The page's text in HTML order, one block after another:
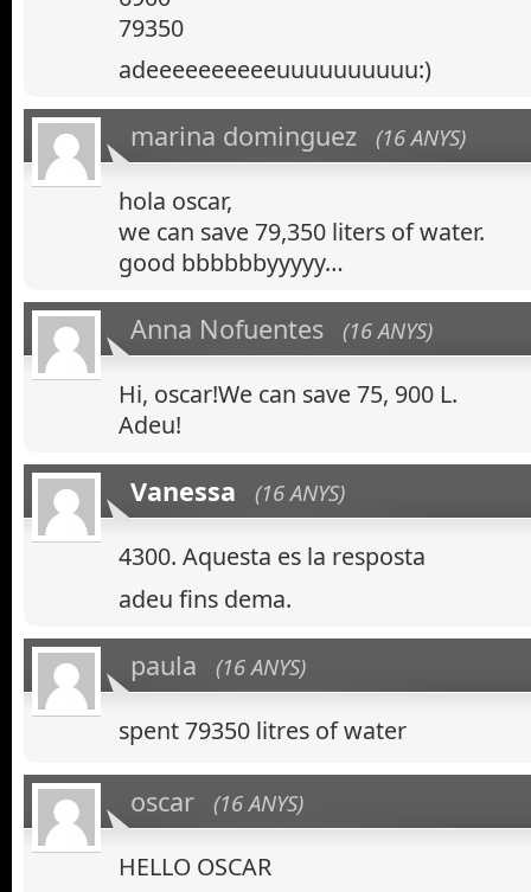
79350
adeeeeeeeeeeuuuuuuuuuu:)
marina dominguez (16 ANYS)
hola oscar,
we can save 79,350 liters of water.
good bbbbbbyyyyy…
Anna Nofuentes (16 ANYS)
Hi, oscar!We can save 75, 900 L.
Adeu!
Vanessa (16 ANYS)
4300. Aquesta es la resposta
adeu fins dema.
paula (16 ANYS)
spent 79350 litres of water
oscar (16 ANYS)
HELLO OSCAR